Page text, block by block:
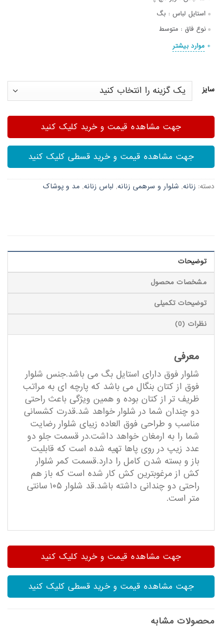
استایل لباس : بگ
نوع فاق : متوسط
موارد بیشتر
سایز
جهت مشاهده قیمت و خرید کلیک کنید
جهت مشاهده قیمت و خرید قسطی کلیک کنید
دسته: زنانه, شلوار و سرهمی زنانه, لباس زنانه, مد و پوشاک
توضیحات
مشخصات محصول
توضیحات تکمیلی
نظرات (0)
معرفی
شلوار فوق دارای استایل بگ می باشد.جنس شلوار
فوق از کتان بنگال می باشد که پارچه ای به مراتب
ظریف تر از کتان بوده و همین ویژگی باعث راحتی
دو چندان شما در شلوار خواهد شد.قدرت کشسانی
مناسب و طراحی فوق العاده زیبای شلوار رضایت
شما را به ارمغان خواهد داشت.در قسمت جلو دو
عدد زیپ در روی پاها تهیه شده است که قابلیت
باز و بسته شدن کامل را دارد.قسمت کمر شلوار
کش از مرغوبترین کش کار شده است که باز هم
راحتی دو چندانی داشته باشد.قد شلوار ۱۰۵ سانتی
متر است.
جهت مشاهده قیمت و خرید کلیک کنید
جهت مشاهده قیمت و خرید قسطی کلیک کنید
محصولات مشابه